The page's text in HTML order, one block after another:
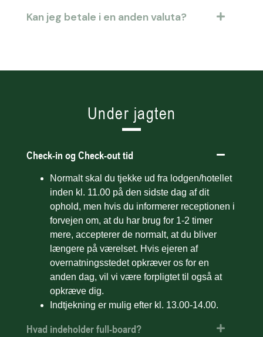
Kan jeg betale i en anden valuta?
Under jagten
Check-in og Check-out tid
Normalt skal du tjekke ud fra lodgen/hotellet
inden kl. 11.00 på den sidste dag af dit
ophold, men hvis du informerer receptionen i
forvejen om, at du har brug for 1-2 timer
mere, accepterer de normalt, at du bliver
længere på værelset. Hvis ejeren af
overnatningsstedet opkræver os for en
anden dag, vil vi være forpligtet til også at
opkræve dig.
Indtjekning er mulig efter kl. 13.00-14.00.
Hvad indeholder full-board?